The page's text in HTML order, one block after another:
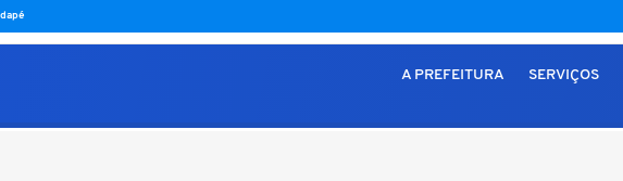
A PREFEITURA SERVIÇOS